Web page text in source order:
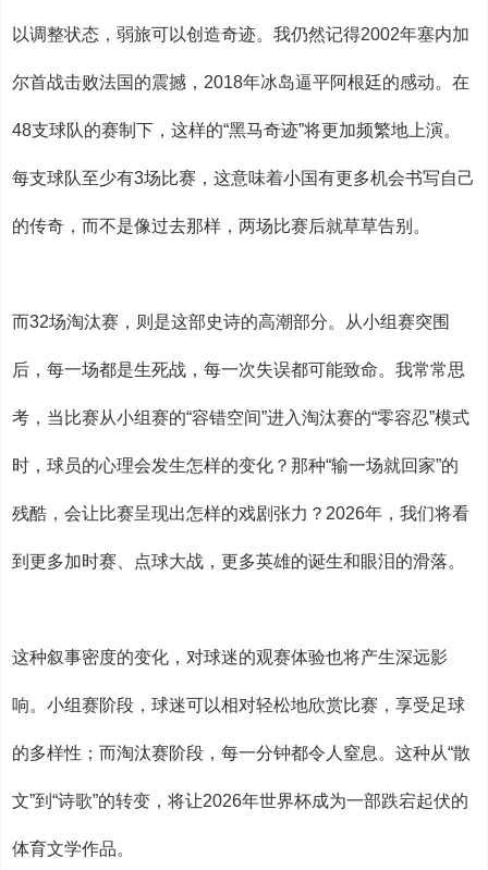
以调整状态，弱旅可以创造奇迹。我仍然记得2002年塞内加
尔首战击败法国的震撼，2018年冰岛逼平阿根廷的感动。在
48支球队的赛制下，这样的“黑马奇迹”将更加频繁地上演。
每支球队至少有3场比赛，这意味着小国有更多机会书写自己
的传奇，而不是像过去那样，两场比赛后就草草告别。
而32场淘汰赛，则是这部史诗的高潮部分。从小组赛突围
后，每一场都是生死战，每一次失误都可能致命。我常常思
考，当比赛从小组赛的“容错空间”进入淘汰赛的“零容忍”模式
时，球员的心理会发生怎样的变化？那种“输一场就回家”的
残酷，会让比赛呈现出怎样的戏剧张力？2026年，我们将看
到更多加时赛、点球大战，更多英雄的诞生和眼泪的滑落。
这种叙事密度的变化，对球迷的观赛体验也将产生深远影
响。小组赛阶段，球迷可以相对轻松地欣赏比赛，享受足球
的多样性；而淘汰赛阶段，每一分钟都令人窒息。这种从“散
文”到“诗歌”的转变，将让2026年世界杯成为一部跌宕起伏的
体育文学作品。